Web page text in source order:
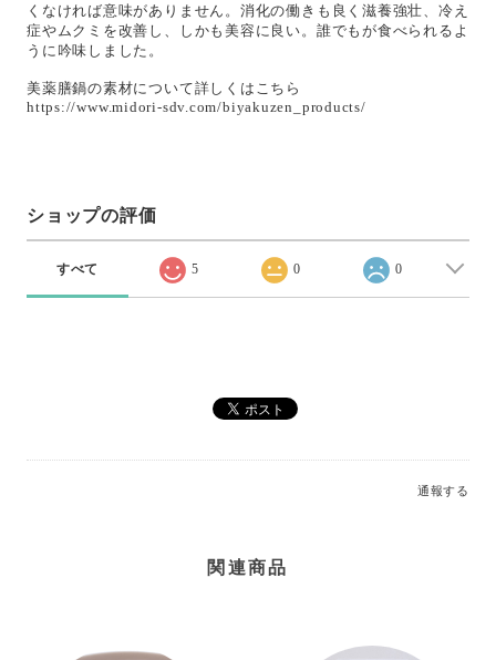
くなければ意味がありません。消化の働きも良く滋養強壮、冷え
症やムクミを改善し、しかも美容に良い。誰でもが食べられるよ
うに吟味しました。
美薬膳鍋の素材について詳しくはこちら
https://www.midori-sdv.com/biyakuzen_products/
ショップの評価
すべて 5 0 0
通報する
関連商品